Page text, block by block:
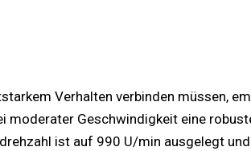
Verhalten verbinden müssen,
Geschwindigkeit eine
ist auf 990 U/min ausgelegt